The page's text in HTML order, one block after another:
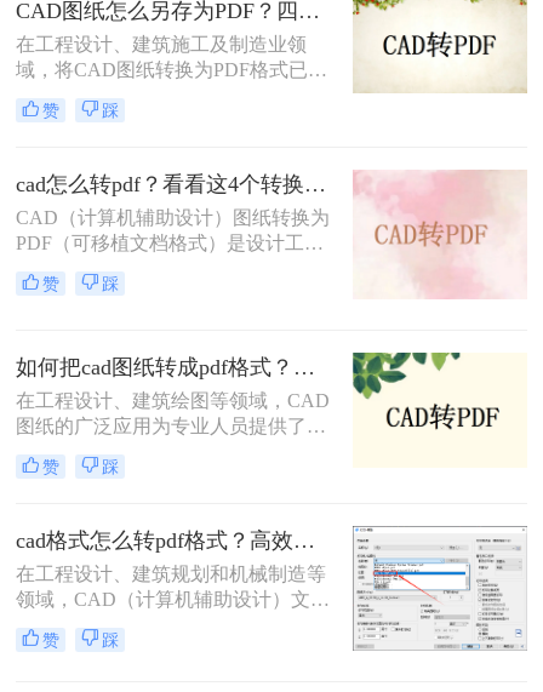
CAD图纸怎么另存为PDF？四种简单实用的方法推荐
在工程设计、建筑施工及制造业领
域，将CAD图纸转换为PDF格式已成
为日常工作的标准流程。PDF格式凭
借跨平台兼容性强、文件体积适中、
优势，被广泛应用于图纸提交、客户
审阅、档案存档及移动设备查看等场
景。
赞 踩
cad怎么转pdf？看看这4个转换方法！
CAD（计算机辅助设计）图纸转换为
PDF（可移植文档格式）是设计工作
中常见的需求。PDF格式不仅具有良
好的兼容性和可读性，还能有效保护
图纸转换为PDF的高效方法。
赞 踩
如何把cad图纸转成pdf格式？这四种方法轻松转换！
在工程设计、建筑绘图等领域，CAD
图纸的广泛应用为专业人员提供了极
大的便利。然而，有时我们需要将
CAD图纸转换成PDF格式，以便在不
打印。PDF格式因其跨平台性、一致
性和不可编辑性等特点，成为了理想
的转换格式。那么如何把cad图纸转成
pdf格式呢？本文将介绍四种将CAD
图纸转换成PDF格式的实用方法。
赞 踩
cad格式怎么转pdf格式？高效的五大方法详解！
在工程设计、建筑规划和机械制造等
领域，CAD（计算机辅助设计）文件
是传递设计思想的核心载体。然而，
当需要向客户、评审方或非技术背景
赞 踩